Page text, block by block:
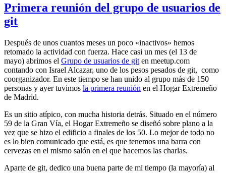
Primera reunión del grupo de usuarios de
git
Después de unos cuantos meses un poco «inactivos» hemos
retomado la actividad con fuerza. Hace casi un mes (el 13 de
mayo) abrimos el Grupo de usuarios de git en meetup.com
contando con Israel Alcazar, uno de los pesos pesados de git, como
coorganizador. En este tiempo se han unido al grupo más de 150
personas y ayer tuvimos la primera reunión en el Hogar Extremeño
de Madrid.
Es un sitio atípico, con mucha historia detrás. Situado en el número
59 de la Gran Vía, el Hogar Extremeño se diseñó sobre plano a la
vez que se hizo el edificio a finales de los 50. Lo mejor de todo no
es lo bien comunicado que está, es que tenemos una barra con
cervezas en el mismo salón en el que hacemos las charlas.
Aparte de git, dedico una buena parte de mi tiempo (la mayoría) al